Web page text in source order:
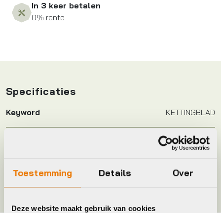
Toestemming Details Over
Deze website maakt gebruik van cookies
In 3 keer betalen
0% rente
Specificaties
Keyword KETTINGBLAD
Niet meer leverbaar
Merk Shimano